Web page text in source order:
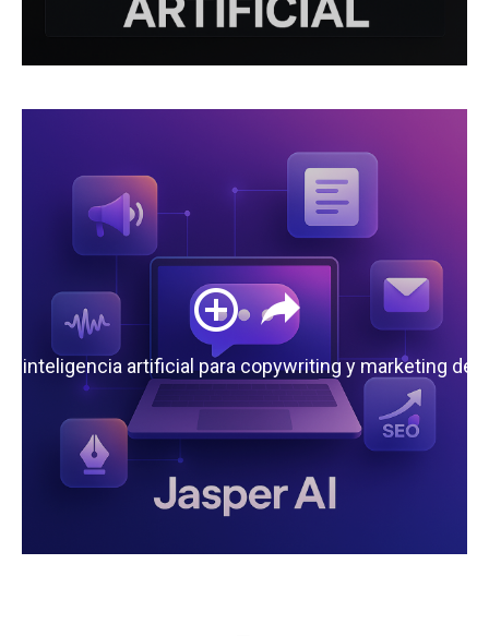
la inteligencia artificial para copywriting y marketing de